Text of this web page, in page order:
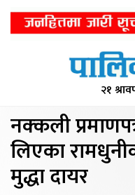
२१
नक्‍कली
लिएका
मुद्धा दायर